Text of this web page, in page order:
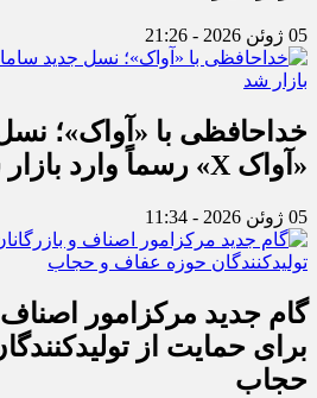
05 ژوئن 2026 - 21:26
خداحافظی با «آواک»؛
«آواک X» رسماً وارد بازار شد
05 ژوئن 2026 - 11:34
گام جدید مرکزامور اصناف
برای حمایت از
حجاب